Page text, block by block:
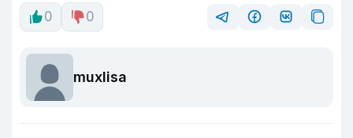
0 0
muxlisa